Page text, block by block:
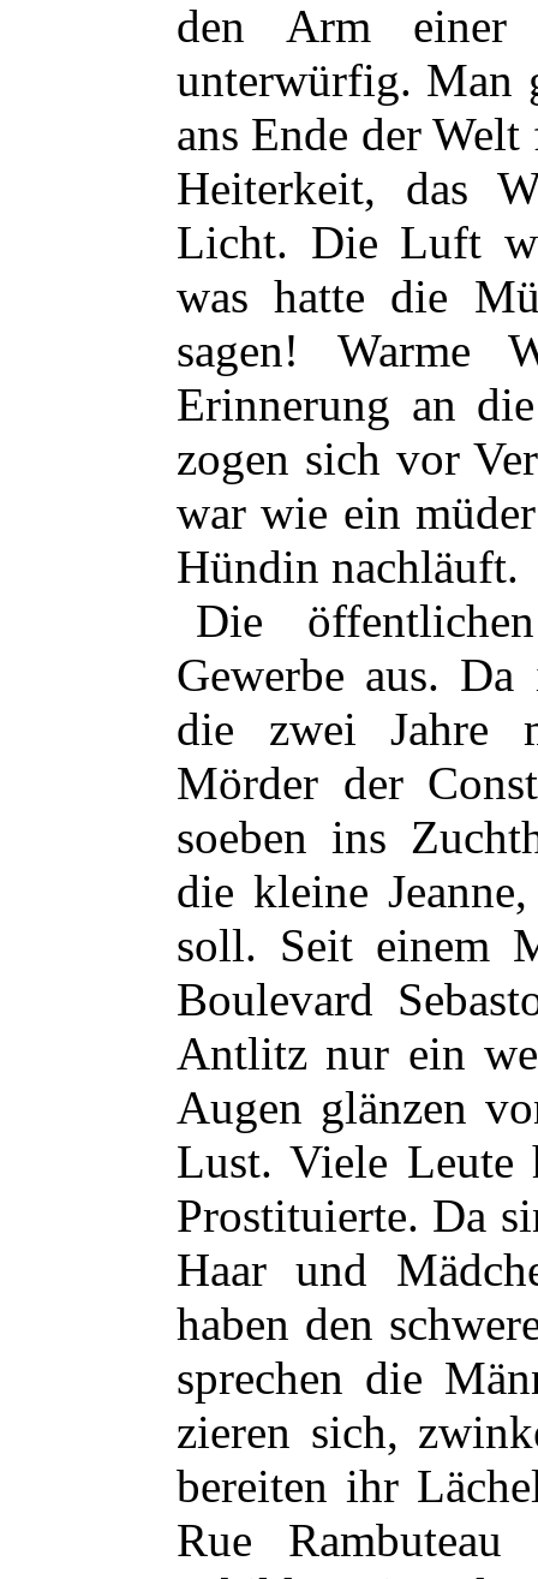
den Arm
unterwürfig. Man
ans Ende der
Heiterkeit, das
Licht. Die Luft
was hatte die
sagen! Warme
Erinnerung an
zogen sich vor
war wie ein
Hündin nachläuft.
Die
Gewerbe aus.
die zwei Jahre
Mörder der
soeben ins
die kleine
soll. Seit einem
Boulevard
Antlitz nur ein
Augen glänzen
Lust. Viele Leute
Prostituierte. Da
Haar und
haben den
sprechen die
zieren sich,
bereiten ihr
Rue